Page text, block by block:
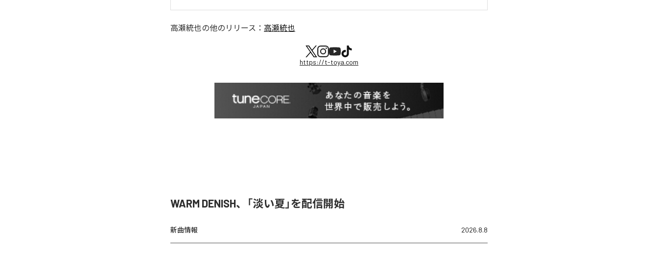
高瀬統也の他のリリース： 高瀬統也
https://t-toya.com
WARM DENISH、「淡い夏」を配信開始
新曲情報 2026.8.8